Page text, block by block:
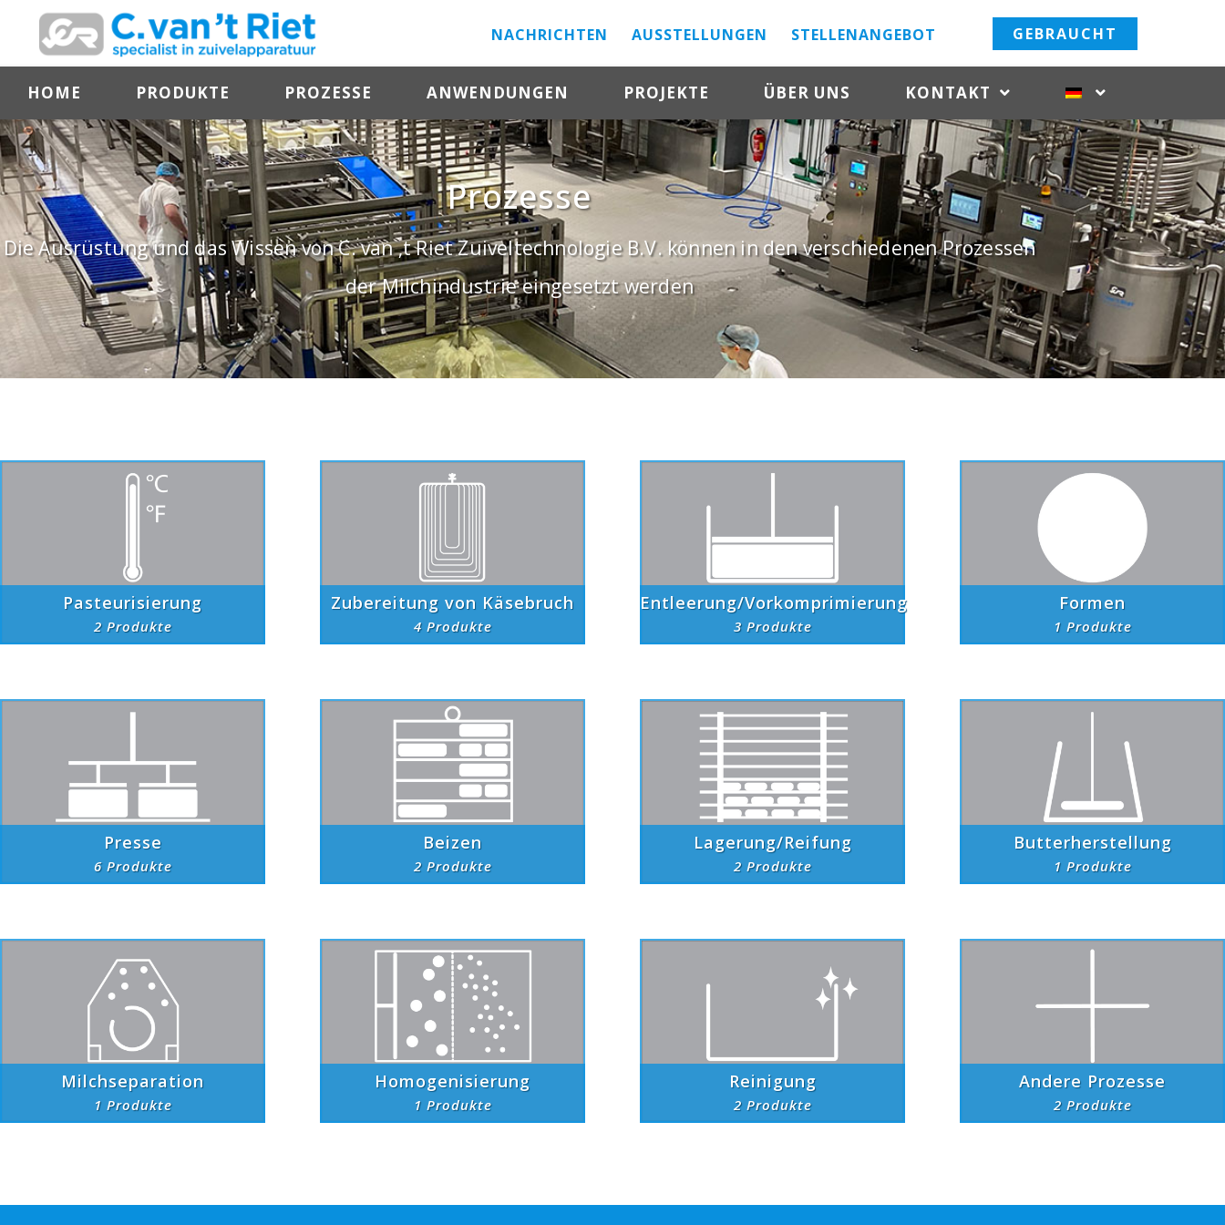
NACHRICHTEN AUSSTELLUNGEN STELLENANGEBOT GEBRAUCHT
HOME PRODUKTE PROZESSE ANWENDUNGEN PROJEKTE ÜBER UNS KONTAKT
Prozesse
Die Ausrüstung und das Wissen von C. van ‚t Riet Zuiveltechnologie B.V. können in den verschiedenen Prozessen
der Milchindustrie eingesetzt werden
Pasteurisierung
2 Produkte
Zubereitung von Käsebruch
4 Produkte
Entleerung/Vorkomprimierung
3 Produkte
Formen
1 Produkte
Presse
6 Produkte
Beizen
2 Produkte
Lagerung/Reifung
2 Produkte
Butterherstellung
1 Produkte
Milchseparation
1 Produkte
Homogenisierung
1 Produkte
Reinigung
2 Produkte
Andere Prozesse
2 Produkte